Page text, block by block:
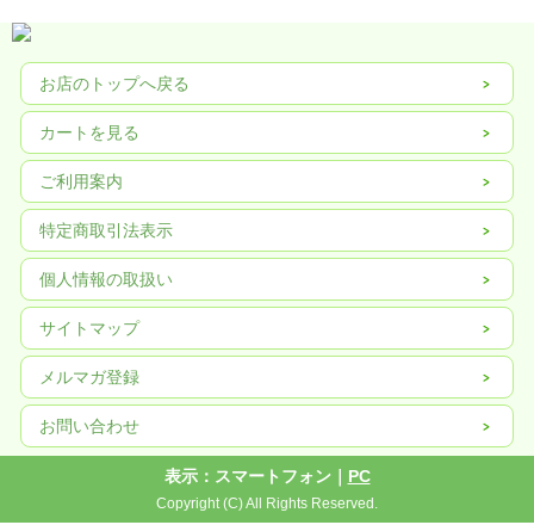
食塩（国内製造）、砂糖、しょうゆ、ふし（かつお、そうだがつお）、にぼし、
かつお酵素分解物、昆布 ／ アルコール、調味料（アミノ酸等）、（一部に小麦・
大豆を含む）
賞味期限 360日
※開封前は直射日光を避け常温で保存してください。
開栓後は冷蔵庫に保存し、うすめた後はすぐにお使いください。
栄養成分値 大さじ1杯（15ml）当たり
熱量：11kcal たんぱく質：0.4g 脂質：0g 炭水化物：2.3g 食塩相当量：2.2g
ご希望の方には、白だしお料理ブック（全34ページ、57レシピ掲載、サイズ
お店のトップへ戻る
カートを見る
ご利用案内
特定商取引法表示
個人情報の取扱い
サイトマップ
メルマガ登録
お問い合わせ
表示：スマートフォン｜ PC
Copyright (C) All Rights Reserved.